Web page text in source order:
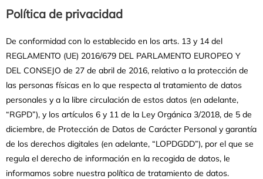
Política de privacidad
De conformidad con lo establecido en los arts. 13 y 14 del
REGLAMENTO (UE) 2016/679 DEL PARLAMENTO EUROPEO Y
DEL CONSEJO de 27 de abril de 2016, relativo a la protección de
las personas físicas en lo que respecta al tratamiento de datos
personales y a la libre circulación de estos datos (en adelante,
“RGPD”), y los artículos 6 y 11 de la Ley Orgánica 3/2018, de 5 de
diciembre, de Protección de Datos de Carácter Personal y garantía
de los derechos digitales (en adelante, “LOPDGDD”), por el que se
regula el derecho de información en la recogida de datos, le
informamos sobre nuestra política de tratamiento de datos.